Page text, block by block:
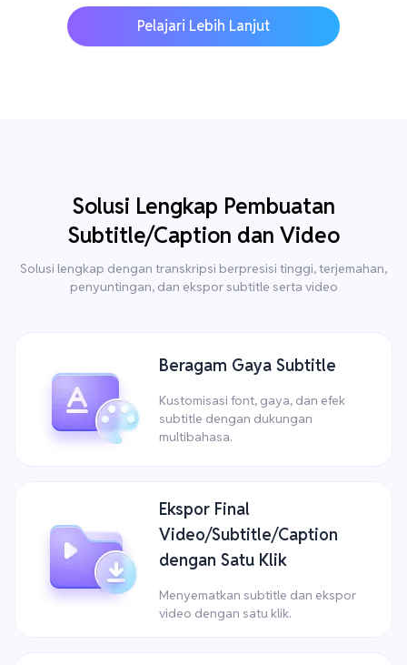
Pelajari Lebih Lanjut
Solusi Lengkap Pembuatan
Subtitle/Caption dan Video
Solusi lengkap dengan transkripsi berpresisi tinggi, terjemahan,
penyuntingan, dan ekspor subtitle serta video
Beragam Gaya Subtitle
Kustomisasi font, gaya, dan efek
subtitle dengan dukungan
multibahasa.
Ekspor Final
Video/Subtitle/Caption
dengan Satu Klik
Menyematkan subtitle dan ekspor
video dengan satu klik.